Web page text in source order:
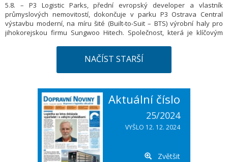
5.8. – P3 Logistic Parks, přední evropský developer a vlastník
průmyslových nemovitostí, dokončuje v parku P3 Ostrava Central
výstavbu moderní, na míru šité (Built-to-Suit – BTS) výrobní haly pro
jihokorejskou firmu Sungwoo Hitech. Společnost, která je klíčovým
kapacit. Technologické centrum o celkové ploše 32 600 m² a primárním
zdejší výstavbu na míru moderní průmyslové výrobě.
NAČÍST STARŠÍ
Aktuální číslo
25/2024
VYŠLO 12. 12. 2024
Zvětšit